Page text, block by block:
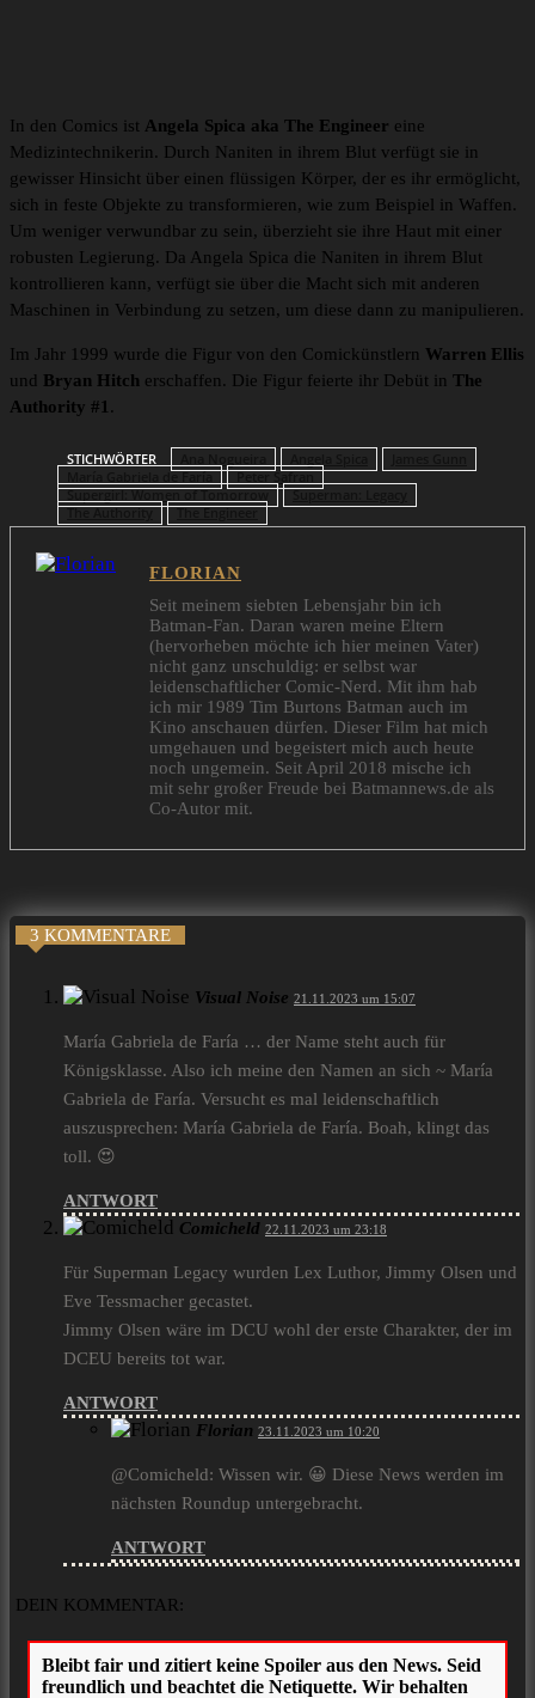
In den Comics ist Angela Spica aka The Engineer eine
Medizintechnikerin. Durch Naniten in ihrem Blut verfügt sie in
gewisser Hinsicht über einen flüssigen Körper, der es ihr ermöglicht,
sich in feste Objekte zu transformieren, wie zum Beispiel in Waffen.
Um weniger verwundbar zu sein, überzieht sie ihre Haut mit einer
robusten Legierung. Da Angela Spica die Naniten in ihrem Blut
kontrollieren kann, verfügt sie über die Macht sich mit anderen
Maschinen in Verbindung zu setzen, um diese dann zu manipulieren.
Im Jahr 1999 wurde die Figur von den Comickünstlern Warren Ellis
und Bryan Hitch erschaffen. Die Figur feierte ihr Debüt in The
Authority #1.
STICHWÖRTER
María Gabriela de Faría
Peter Safran
Supergirl: Women of Tomorrow
Superman: Legacy
The Authority
The Engineer
FLORIAN
Seit meinem siebten Lebensjahr bin ich
Batman-Fan. Daran waren meine Eltern
(hervorheben möchte ich hier meinen Vater)
nicht ganz unschuldig: er selbst war
leidenschaftlicher Comic-Nerd. Mit ihm hab
ich mir 1989 Tim Burtons Batman auch im
Kino anschauen dürfen. Dieser Film hat mich
umgehauen und begeistert mich auch heute
noch ungemein. Seit April 2018 mische ich
mit sehr großer Freude bei Batmannews.de als
Co-Autor mit.
3 KOMMENTARE
Visual Noise 21.11.2023 um 15:07
María Gabriela de Faría … der Name steht auch für
Königsklasse. Also ich meine den Namen an sich ~ María
Gabriela de Faría. Versucht es mal leidenschaftlich
auszusprechen: María Gabriela de Faría. Boah, klingt das
toll. 😍
ANTWORT
Comicheld 22.11.2023 um 23:18
Für Superman Legacy wurden Lex Luthor, Jimmy Olsen und
Eve Tessmacher gecastet.
Jimmy Olsen wäre im DCU wohl der erste Charakter, der im
DCEU bereits tot war.
ANTWORT
Florian 23.11.2023 um 10:20
@Comicheld: Wissen wir. 😀 Diese News werden im
nächsten Roundup untergebracht.
ANTWORT
DEIN KOMMENTAR: